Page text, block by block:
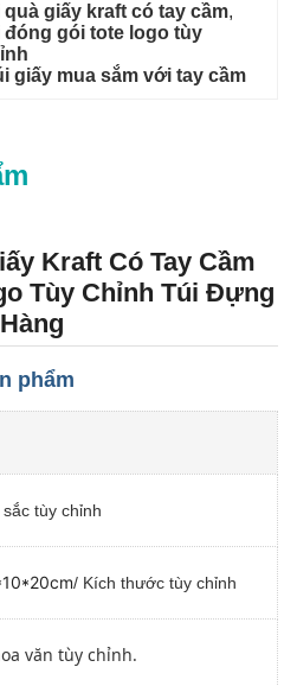
quà giấy kraft có tay cầm,
đóng gói tote logo tùy
giấy mua sắm với tay cầm
Kraft Có Tay Cầm
Tùy Chỉnh Túi Đựng
Hàng
phẩm
tùy chỉnh
/ Kích thước tùy chỉnh
văn tùy chỉnh.